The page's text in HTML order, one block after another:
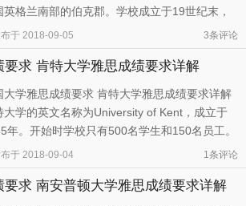
英格兰南部的伯克郡。学校成立于19世纪末，
是作为牛津大学的附属学院。1926年，学校获
家宪章授权，正式独立。它也是两次世界大战
唯一获得皇家宪章的学校。2016年，学校为庆
于 2018-09-05 3条评论
求 肯特大学雅思成绩要求详解
大学雅思成绩要求 肯特大学雅思成绩要求详解
大学的英文名称为University of Kent，成立于
年。开始时学校只有500名学生和150名员工。
50多年的发展，其学生数量已经达到19000多
员工也有3000多名，获得过两次女王周年奖
肯特大学被誉为“英国的欧洲大学”，它在雅典、
于 2018-09-04 1条评论
求 南安普顿大学雅思成绩要求详解